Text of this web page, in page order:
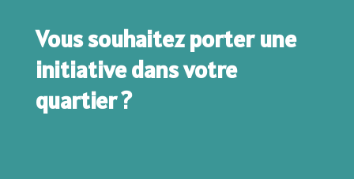
Vous souhaitez porter une
initiative dans votre
quartier ?